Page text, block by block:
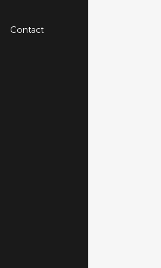
Contact